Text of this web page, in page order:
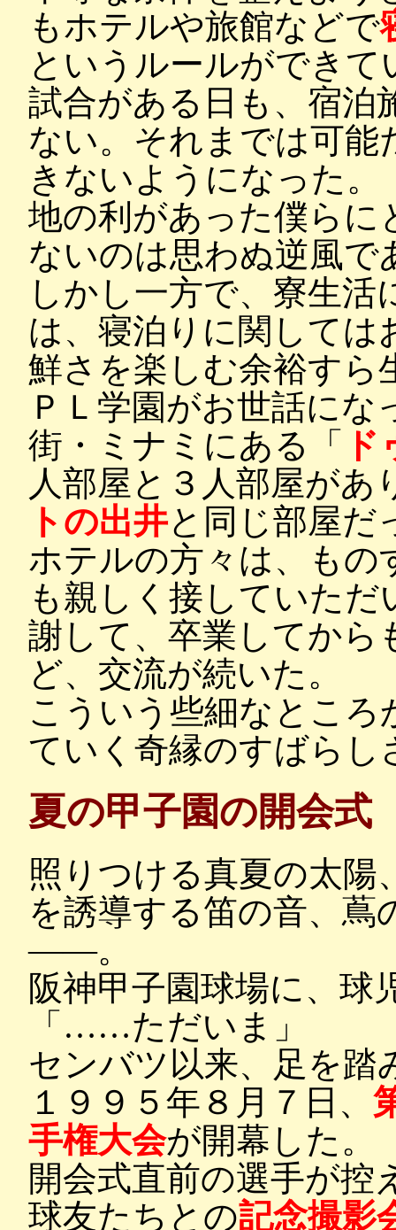
もホテルや旅館などで
というルールができて
試合がある日も、宿泊
ない。それまでは可能
きないようになった。
地の利があった僕らに
ないのは思わぬ逆風で
しかし一方で、寮生
は、寝泊りに関しては
鮮さを楽しむ余裕すら
ＰＬ学園がお世話に
街・ミナミにある「
人部屋と３人部屋があ
トの出井と同じ部屋だ
ホテルの方々は、も
も親しく接していた
謝して、卒業してから
ど、交流が続いた。
こういう些細なとこ
ていく奇縁のすばらし
夏の甲子園の開会式
照りつける真夏の太陽
を誘導する笛の音、蔦
――。
阪神甲子園球場に、球
「……ただいま」
センバツ以来、足を踏
１９９５年８月７日、
手権大会が開幕した。
開会式直前の選手が控
球友たちとの記念撮影